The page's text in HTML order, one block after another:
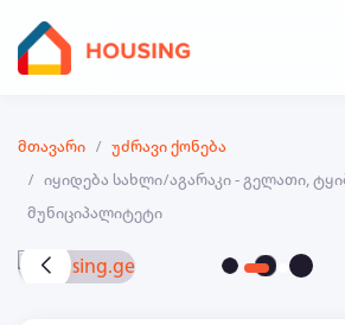
მთავარი
უძრავი ქონება
იყიდება სახლი/აგარაკი - გელათი,
მუნიციპალიტეტი